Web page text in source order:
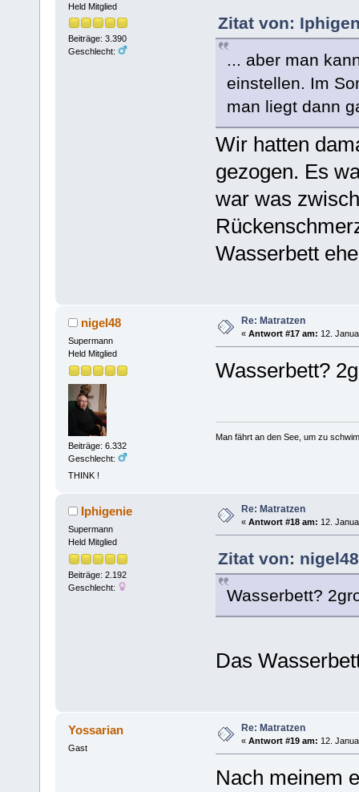
Held Mitglied
Beiträge: 3.390
Geschlecht:
Zitat von:
... aber man
einstellen. Im
man liegt dann
Wir hatten
gezogen. Es
war was
Wasserbett
nigel48
Supermann
Held Mitglied
Beiträge: 6.332
Geschlecht:
THINK !
Re: Matratzen
« Antwort #17 am: 12.
Wasserbett?
Man fährt an den See, um zu
Iphigenie
Supermann
Held Mitglied
Beiträge: 2.192
Geschlecht:
Re: Matratzen
« Antwort #18 am: 12.
Zitat von:
Wasserbett?
Das
Yossarian
Gast
Re: Matratzen
« Antwort #19 am: 12.
Nach meinem